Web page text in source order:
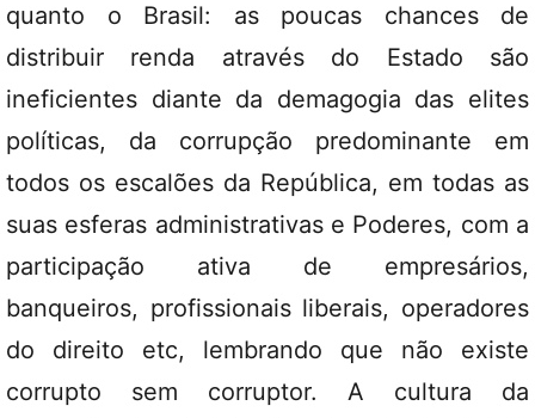
quanto o Brasil: as poucas chances de
distribuir renda através do Estado são
ineficientes diante da demagogia das elites
políticas, da corrupção predominante em
todos os escalões da República, em todas as
suas esferas administrativas e Poderes, com a
participação ativa de empresários,
banqueiros, profissionais liberais, operadores
do direito etc, lembrando que não existe
corrupto sem corruptor. A cultura da